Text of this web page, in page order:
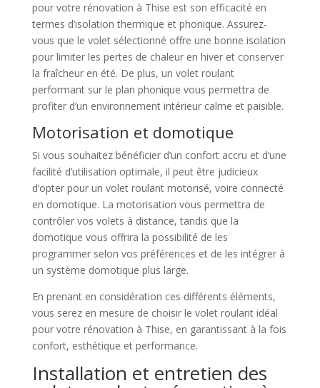
pour votre rénovation à Thise est son efficacité en
termes d’isolation thermique et phonique. Assurez-
vous que le volet sélectionné offre une bonne isolation
pour limiter les pertes de chaleur en hiver et conserver
la fraîcheur en été. De plus, un volet roulant
performant sur le plan phonique vous permettra de
profiter d’un environnement intérieur calme et paisible.
Motorisation et domotique
Si vous souhaitez bénéficier d’un confort accru et d’une
facilité d’utilisation optimale, il peut être judicieux
d’opter pour un volet roulant motorisé, voire connecté
en domotique. La motorisation vous permettra de
contrôler vos volets à distance, tandis que la
domotique vous offrira la possibilité de les
programmer selon vos préférences et de les intégrer à
un système domotique plus large.
En prenant en considération ces différents éléments,
vous serez en mesure de choisir le volet roulant idéal
pour votre rénovation à Thise, en garantissant à la fois
confort, esthétique et performance.
Installation et entretien des